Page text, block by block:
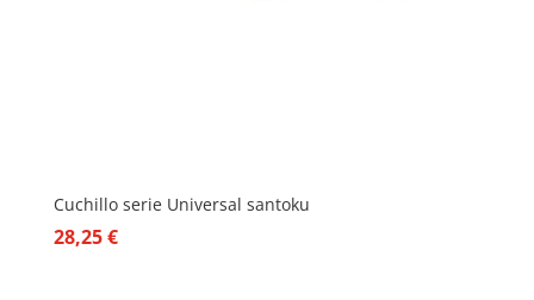
Cuchillo serie Universal santoku
28,25€